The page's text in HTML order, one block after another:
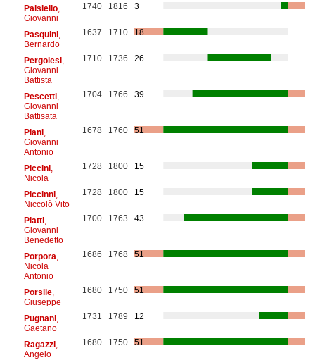
Paisiello,
Giovanni
1740 1816 3
Pasquini,
Bernardo
1637 1710 18
Pergolesi,
Giovanni
Battista
1710 1736 26
Pescetti,
Giovanni
Battisata
1704 1766 39
Piani,
Giovanni
Antonio
1678 1760 51
Piccini,
Nicola
1728 1800 15
Piccinni,
Niccolò Vito
1728 1800 15
Platti,
Giovanni
Benedetto
1700 1763 43
Porpora
Nicola
Antonio
1686 1768 51
Porsile,
Giuseppe
1680 1750 51
Pugnani,
Gaetano
1731 1789 12
Ragazzi,
Angelo
1680 1750 51